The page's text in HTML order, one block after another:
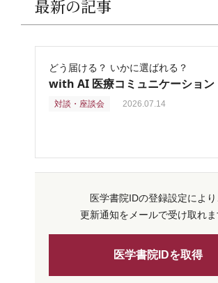
最新の記事
どう届ける？ いかに選ばれる？
with AI 医療コミュニケーション
対談・座談会 2026.07.14
医学書院IDの登録設定により
更新通知をメールで受け取れま
医学書院IDを取得